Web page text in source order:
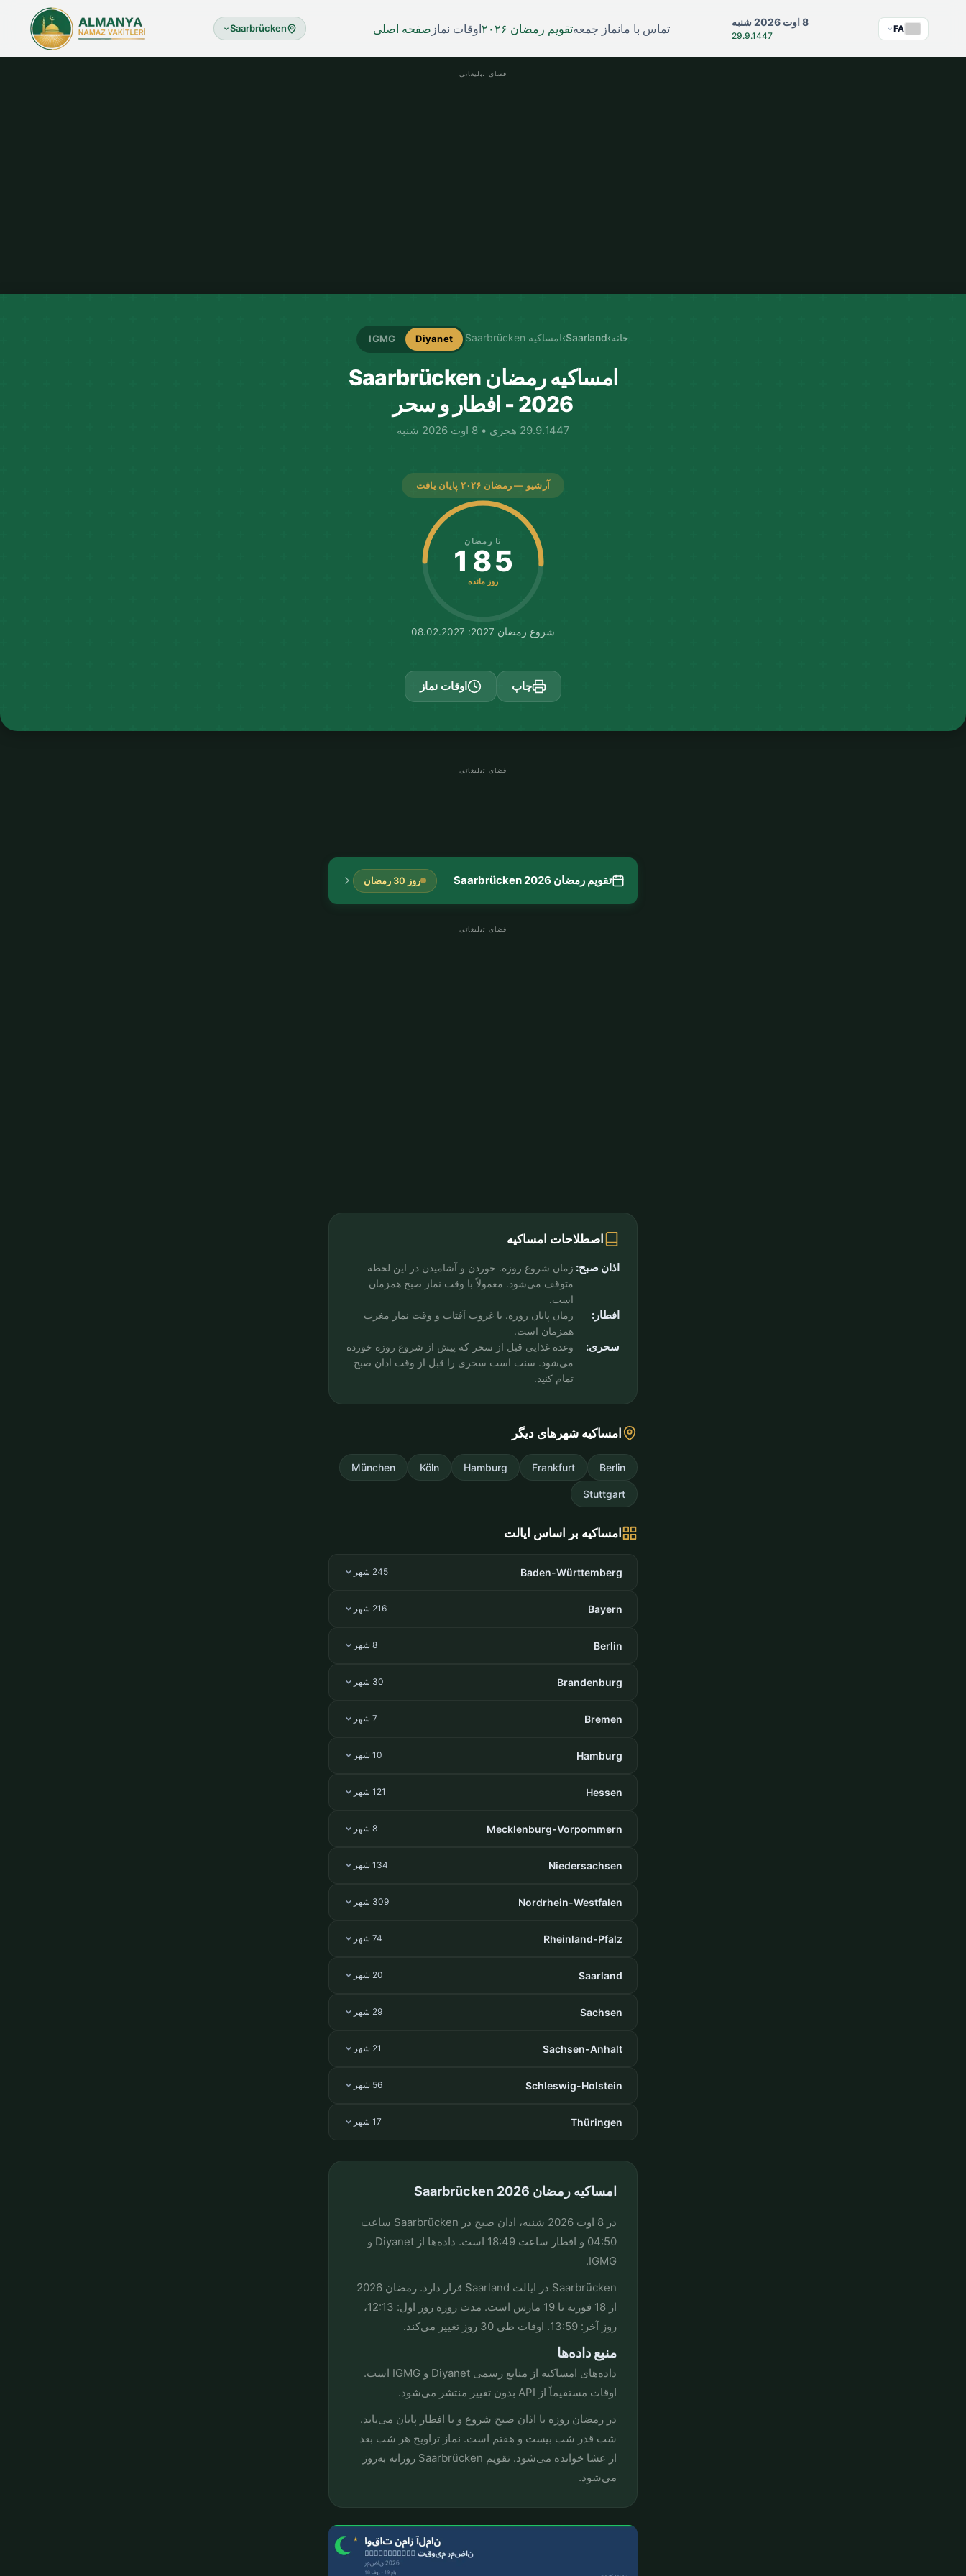
Saarbrücken صفحه اصلی اوقات نماز تقویم رمضان ۲۰۲۶نماز جمعهتماس با ما 8 اوت 2026 شنبه
29.9.1447
FA
فضای تبلیغاتی
خانه›
Saarland
›امساکیه Saarbrücken Diyanet
IGMG
امساکیه رمضان Saarbrücken
2026 - افطار و سحر
29.9.1447 هجری • 8 اوت 2026 شنبه
آرشیو — رمضان ۲۰۲۶ پایان یافت
تا رمضان
185
روز مانده
شروع رمضان 2027: 08.02.2027
چاپ اوقات نماز
فضای تبلیغاتی
تقویم رمضان Saarbrücken 2026 روز 30 رمضان
فضای تبلیغاتی
اصطلاحات امساکیه
اذان صبح: زمان شروع روزه. خوردن و آشامیدن در این لحظه
متوقف می‌شود. معمولاً با وقت نماز صبح همزمان
است.
افطار:
زمان پایان روزه. با غروب آفتاب و وقت نماز مغرب
همزمان است.
سحری:
وعده غذایی قبل از سحر که پیش از شروع روزه خورده
می‌شود. سنت است سحری را قبل از وقت اذان صبح
تمام کنید.
امساکیه شهرهای دیگر
Berlin
Frankfurt
Hamburg
Köln
München
Stuttgart
امساکیه بر اساس ایالت
Baden-Württemberg 245 شهر
Bayern 216 شهر
Berlin 8 شهر
Brandenburg 30 شهر
Bremen 7 شهر
Hamburg 10 شهر
Hessen 121 شهر
Mecklenburg-Vorpommern 8 شهر
Niedersachsen 134 شهر
Nordrhein-Westfalen 309 شهر
Rheinland-Pfalz 74 شهر
Saarland 20 شهر
Sachsen 29 شهر
Sachsen-Anhalt 21 شهر
Schleswig-Holstein 56 شهر
Thüringen 17 شهر
امساکیه رمضان Saarbrücken 2026
در 8 اوت 2026 شنبه، اذان صبح در Saarbrücken ساعت
04:50 و افطار ساعت 18:49 است. داده‌ها از Diyanet و
IGMG.
Saarbrücken در ایالت Saarland قرار دارد. رمضان 2026
از 18 فوریه تا 19 مارس است. مدت روزه روز اول: 12:13،
روز آخر: 13:59. اوقات طی 30 روز تغییر می‌کند.
منبع داده‌ها
داده‌های امساکیه از منابع رسمی Diyanet و IGMG است.
اوقات مستقیماً از API بدون تغییر منتشر می‌شود.
در رمضان روزه با اذان صبح شروع و با افطار پایان می‌یابد.
شب قدر شب بیست و هفتم است. نماز تراویح هر شب بعد
از عشا خوانده می‌شود. تقویم Saarbrücken روزانه به‌روز
می‌شود.